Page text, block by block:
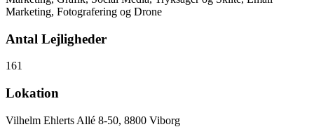
Marketing, Fotografering og Drone
Antal Lejligheder
161
Lokation
Vilhelm Ehlerts Allé 8-50, 8800 Viborg